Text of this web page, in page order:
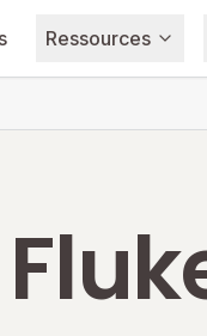
Ressources